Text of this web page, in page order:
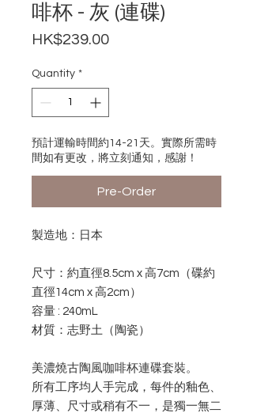
啡杯 - 灰 (連碟)
HK$239.00Price
Quantity *
預計運輸時間約14-21天。實際所需時
間如有更改，將立刻通知，感謝！
Pre-Order
製造地：日本
尺寸：約直徑8.5cm x 高7cm（碟約
直徑14cm x 高2cm）
容量 : 240mL
材質：志野土（陶瓷）
美濃燒古陶風咖啡杯連碟套裝。
所有工序均人手完成，每件的釉色、
厚薄、尺寸或稍有不一，是獨一無二